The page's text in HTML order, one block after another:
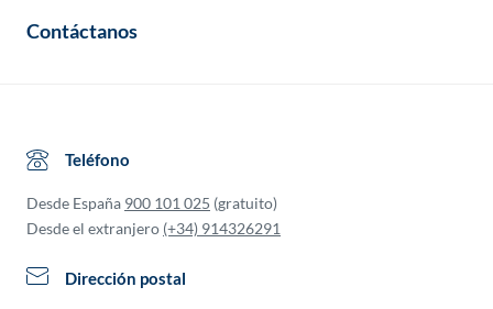
Contáctanos
Teléfono
Desde España 900 101 025 (gratuito)
Desde el extranjero (+34) 914326291
Dirección postal